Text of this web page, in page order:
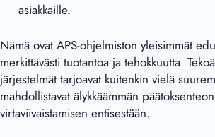
asiakkaille.
Nämä ovat APS-ohjelmiston yleisimmät
merkittävästi tuotantoa ja tehokkuutta.
järjestelmät tarjoavat kuitenkin vielä
mahdollistavat älykkäämmän
virtaviivaistamisen entisestään.